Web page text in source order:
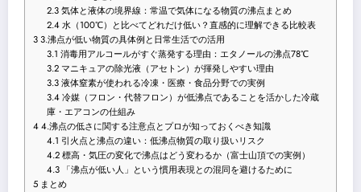
2.3気体と液体の境界線：常温で気体になる物質の沸点まとめ
2.4水（100℃）と比べてどれだけ低い？直感的に理解できる比較表
33.沸点が低い物質の具体例と日常生活での活用
3.1 消毒用アルコールがすぐ蒸発する理由：エタノールの沸点78℃
3.2マニキュアの除光液（アセトン）が揮発しやすい理由
3.3液体窒素が使われる冷凍・医療・食品分野での実例
3.4冷媒（フロン・代替フロン）が低沸点であることを活かした冷蔵
庫・エアコンの仕組み
44.沸点の低さに関する注意点とプロが知っておくべき知識
4.1 引火点と沸点の違い：低沸点物質の取り扱いリスク
4.2標高・気圧の変化で沸点はどう変わるか（富士山頂での実例）
4.3 「沸点が低い人」という慣用表現との混同を避けるために
5 まとめ